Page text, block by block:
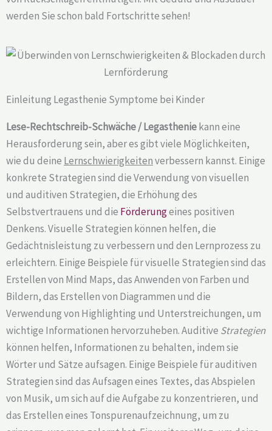
werden Sie schon bald Fortschritte sehen!
Einleitung Legasthenie Symptome bei Kinder
Lese-Rechtschreib-Schwäche / Legastheniekann eine
Herausforderung sein, aber es gibt viele Möglichkeiten,
wie du deine Lernschwierigkeitenverbessern kannst. Einige
konkrete Strategien sind die Verwendung von visuellen
und auditiven Strategien, die Erhöhung des
Selbstvertrauens und die Förderungeines positiven
Denkens. Visuelle Strategien können helfen, die
Gedächtnisleistung zu verbessern und den Lernprozess zu
erleichtern. Einige Beispiele für visuelle Strategien sind das
Erstellen von Mind Maps, das Anwenden von Farben und
Bildern, das Erstellen von Diagrammen und die
Verwendung von Highlighting und Unterstreichungen, um
wichtige Informationen hervorzuheben. Auditive Strategien
können helfen, Informationen zu behalten, indem sie
Wörter und Sätze aufsagen. Einige Beispiele für auditiven
Strategien sind das Aufsagen eines Textes, das Abspielen
von Musik, um sich auf die Aufgabe zu konzentrieren, und
das Erstellen eines Tonspurenaufzeichnung, um zu